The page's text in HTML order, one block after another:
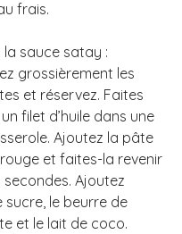
frais.
la sauce satay :
grossièrement les
et réservez. Faites
filet d’huile dans une
Ajoutez la pâte
et faites-la revenir
secondes. Ajoutez
sucre, le beurre de
et le lait de coco.